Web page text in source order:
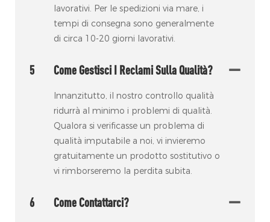
lavorativi. Per le spedizioni via mare, i
tempi di consegna sono generalmente
di circa 10-20 giorni lavorativi.
5 Come Gestisci I Reclami Sulla Qualità?
Innanzitutto, il nostro controllo qualità
ridurrà al minimo i problemi di qualità.
Qualora si verificasse un problema di
qualità imputabile a noi, vi invieremo
gratuitamente un prodotto sostitutivo o
vi rimborseremo la perdita subita.
6 Come Contattarci?